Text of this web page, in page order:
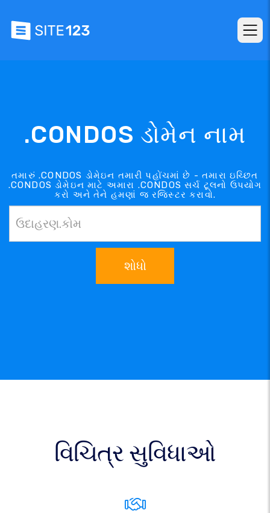
.CONDOS ડોમેન નામ
તમારું .CONDOS ડોમેઇન તમારી પહોંચમાં છે - તમારા ઇચ્છિત
.CONDOS ડોમેઇન માટે અમારા .CONDOS સર્ચ ટૂલનો ઉપયોગ
કરો અને તેને હમણાં જ રજિસ્ટર કરાવો.
શોધો
વિચિત્ર સુવિધાઓ